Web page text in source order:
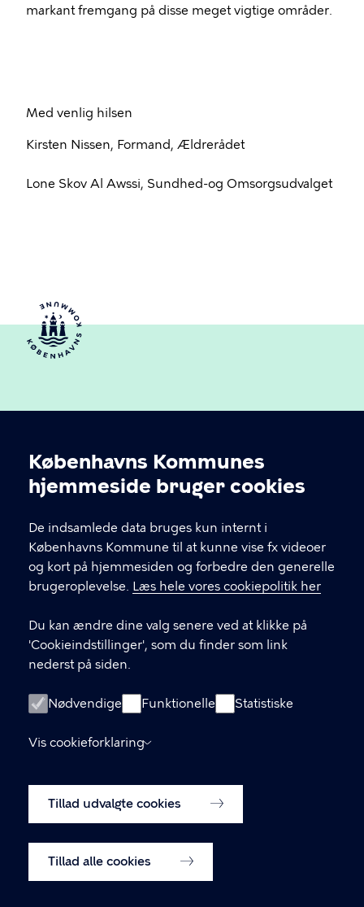
Cookieindstillinger
Københavns Kommunes
hjemmeside bruger cookies
De indsamlede data bruges kun internt i
Københavns Kommune til at kunne vise fx videoer
og kort på hjemmesiden og forbedre den generelle
brugeroplevelse. Læs hele vores cookiepolitik her
Du kan ændre dine valg senere ved at klikke på
'Cookieindstillinger', som du finder som link
nederst på siden.
Nødvendige Funktionelle Statistiske
Vis cookieforklaring
Tillad udvalgte cookies
Tillad alle cookies
markant fremgang på disse meget vigtige områder.
Med venlig hilsen
Kirsten Nissen, Formand, Ældrerådet
Lone Skov Al Awssi, Sundhed-og Omsorgsudvalget
Københavns Kommune
KONTAKT
Rådhuspladsen 1, 1550 København V
LINKS
Kontakt os
Cookiepolitik
Cookieindstillinger